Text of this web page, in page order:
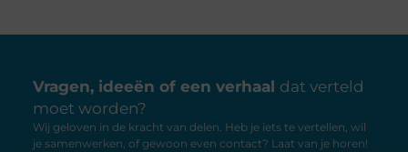
Vragen, ideeën of een verhaal dat verteld
moet worden?
Wij geloven in de kracht van delen. Heb je iets te vertellen, wil
je samenwerken, of gewoon even contact? Laat van je horen!